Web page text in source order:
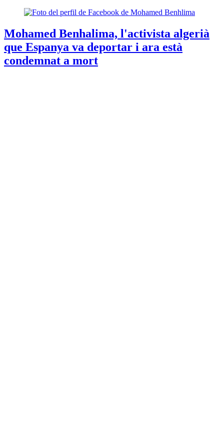
Mohamed Benhalima, l'activista algerià
que Espanya va deportar i ara està
condemnat a mort